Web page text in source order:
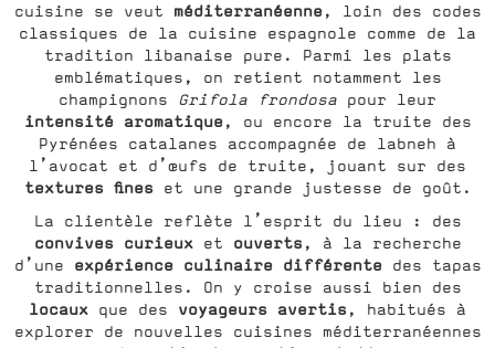
cuisine se veut méditerranéenne, loin des codes
classiques de la cuisine espagnole comme de la
tradition libanaise pure. Parmi les plats
emblématiques, on retient notamment les
champignons Grifola frondosa pour leur
intensité aromatique, ou encore la truite des
Pyrénées catalanes accompagnée de labneh à
l’avocat et d’œufs de truite, jouant sur des
textures fineset une grande justesse de goût.
La clientèle reflète l’esprit du lieu : des
convives curieuxet ouverts, à la recherche
d’une expérience culinaire différentedes tapas
traditionnelles. On y croise aussi bien des
locaux que des voyageurs avertis, habitués à
explorer de nouvelles cuisines méditerranéennes